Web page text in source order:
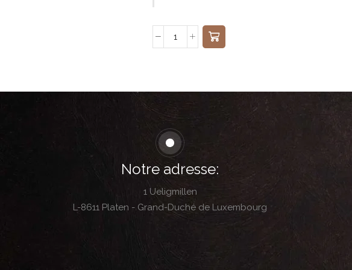
Notre adresse:
1 Ueligmillen
L-8611 Platen - Grand-Duché de Luxembourg